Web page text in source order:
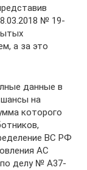
№ 19-
а за это
данные в
на
которого
ВС РФ
АС
по делу № А37-